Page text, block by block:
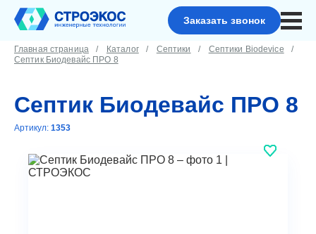
Заказать звонок
Главная страница Каталог Септики
Септики Biodevice
Септик Биодевайс ПРО 8
Септик Биодевайс ПРО 8
Артикул: 1353